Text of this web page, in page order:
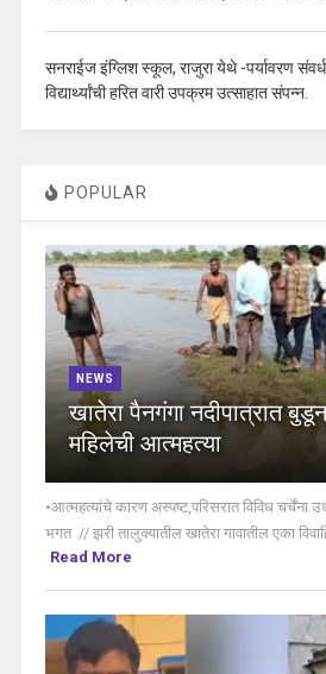
सनराईज इंग्लिश स्कूल, राजुरा येथे -पर्यावरण
विद्यार्थ्यांची हरित वारी उपक्रम उत्साहात संपन्न.
POPULAR
NEWS
खातेरा पैनगंगा नदीपात्रात
महिलेची आत्महत्या
•आत्महत्यांचे कारण अस्पष्ट,परिसरात विविध चर्चेंना
भगत // झरी तालुक्यातील खातेरा गावातील एका
Read More